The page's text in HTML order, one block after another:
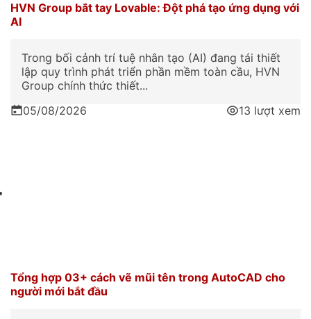
HVN Group bắt tay Lovable: Đột phá tạo ứng dụng với
AI
Trong bối cảnh trí tuệ nhân tạo (AI) đang tái thiết
lập quy trình phát triển phần mềm toàn cầu, HVN
Group chính thức thiết...
05/08/2026
13 lượt xem
Tổng hợp 03+ cách vẽ mũi tên trong AutoCAD cho
người mới bắt đầu